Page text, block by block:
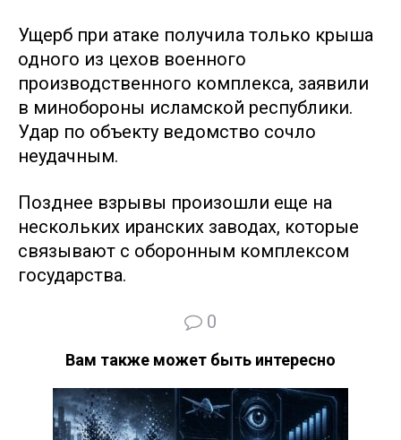
Ущерб при атаке получила только крыша
одного из цехов военного
производственного комплекса, заявили
в минобороны исламской республики.
Удар по объекту ведомство сочло
неудачным.
Позднее взрывы произошли еще на
нескольких иранских заводах, которые
связывают с оборонным комплексом
государства.
0
Вам также может быть интересно